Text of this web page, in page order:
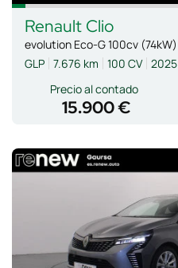
Renault Clio
evolution Eco-G 100cv (74kW)
GLP 7.676 km 100 CV 2025
Precio al contado
15.900 €